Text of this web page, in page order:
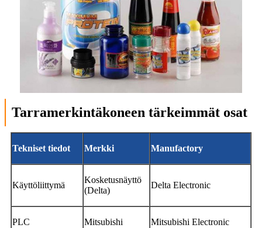
Tarramerkintäkoneen tärkeimmät osat
Tekniset tiedot Merkki Manufactory
Käyttöliittymä
Kosketusnäyttö
(Delta)
Delta Electronic
PLC Mitsubishi Mitsubishi Electronic